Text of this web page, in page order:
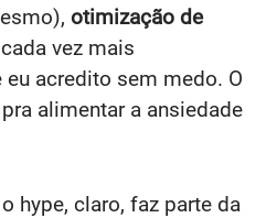
otimização de
cada vez mais
acredito sem medo. O
alimentar a ansiedade
hype, claro, faz parte da